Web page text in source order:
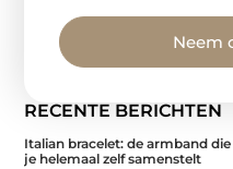
RECENTE BERICHTEN
Italian bracelet: de armband die
je helemaal zelf samenstelt
Neem